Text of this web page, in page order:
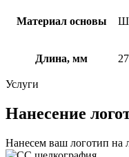
Материал основы
Длина, мм
Услуги
Нанесение
Нанесем ваш логотип на